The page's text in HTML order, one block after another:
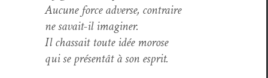
Aucune force adverse, contraire
ne savait-il imaginer.
Il chas­sait toute idée morose
qui se présen­tât à son esprit.